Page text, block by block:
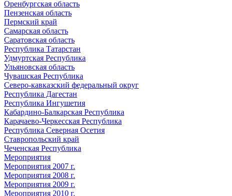
Оренбургская область
Пензенская область
Пермский край
Самарская область
Саратовская область
Республика Татарстан
Удмуртская Республика
Ульяновская область
Чувашская Республика
Северо-кавказский федеральный округ
Республика Дагестан
Республика Ингушетия
Кабардино-Балкарская Республика
Карачаево-Черкесская Республика
Республика Северная Осетия
Ставропольский край
Чеченская Республика
Мероприятия
Мероприятия 2007 г.
Мероприятия 2008 г.
Мероприятия 2009 г.
Мероприятия 2010 г.